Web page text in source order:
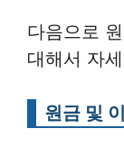
다음으로
대해서 자
원금 및